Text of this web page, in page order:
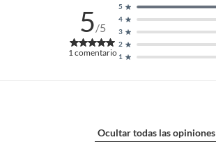
5/5
1 comentario 1
2
3
4
5
Ocultar todas las opiniones